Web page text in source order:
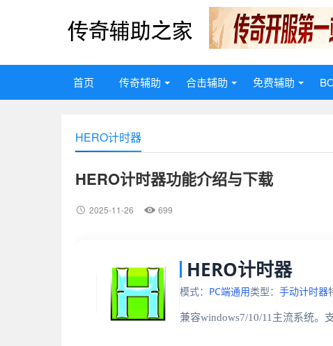
首页 传奇辅助 合击辅助 免费辅助
HERO计时器
HERO计时器功能介绍与下载
2025-11-26 699
HERO计时器
模式： PC端通用类型： 手动计时器
兼容windows7/10/11主流系统。